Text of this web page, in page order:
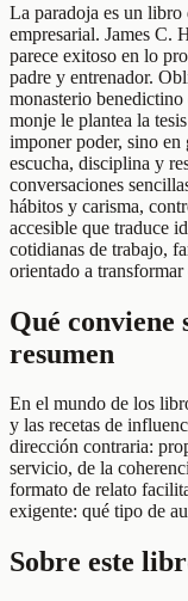
La paradoja es un
empresarial. James C.
parece exitoso en lo
padre y entrenador.
monasterio
monje le plantea la
imponer poder, sino en
escucha, disciplina y
conversaciones
hábitos y carisma,
accesible que traduce
cotidianas de trabajo,
orientado a
Qué conviene
resumen
En el mundo de los
y las recetas de
dirección contraria:
servicio, de la
formato de relato
exigente: qué tipo de
Sobre este